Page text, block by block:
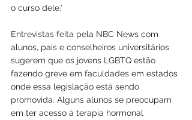
o curso dele.'
Entrevistas feita pela NBC News com
alunos, pais e conselheiros universitários
sugerem que os jovens LGBTQ estão
fazendo greve em faculdades em estados
onde essa legislação está sendo
promovida. Alguns alunos se preocupam
em ter acesso à terapia hormonal